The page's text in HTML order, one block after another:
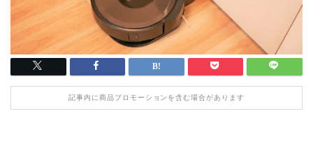
記事内に商品プロモーションを含む場合があります